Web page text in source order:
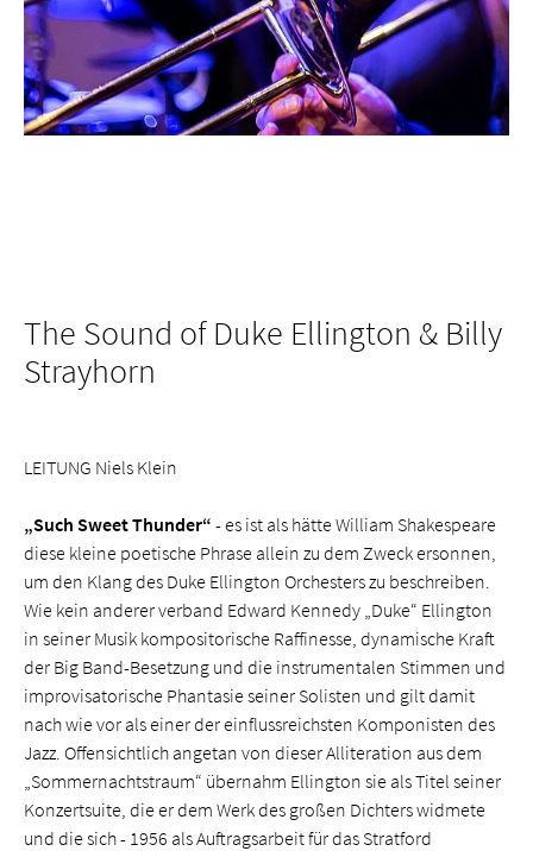
The Sound of Duke Ellington & Billy
Strayhorn
LEITUNG Niels Klein
„Such Sweet Thunder“ - es ist als hätte William Shakespeare
diese kleine poetische Phrase allein zu dem Zweck ersonnen,
um den Klang des Duke Ellington Orchesters zu beschreiben.
Wie kein anderer verband Edward Kennedy „Duke“ Ellington
in seiner Musik kompositorische Raffinesse, dynamische Kraft
der Big Band-Besetzung und die instrumentalen Stimmen und
improvisatorische Phantasie seiner Solisten und gilt damit
nach wie vor als einer der einflussreichsten Komponisten des
Jazz. Offensichtlich angetan von dieser Alliteration aus dem
„Sommernachtstraum“ übernahm Ellington sie als Titel seiner
Konzertsuite, die er dem Werk des großen Dichters widmete
und die sich - 1956 als Auftragsarbeit für das Stratford